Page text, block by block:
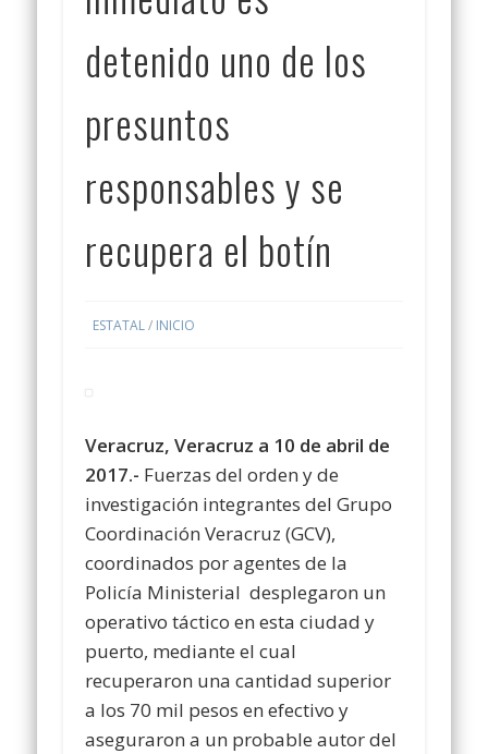
detenido uno de los
presuntos
responsables y se
recupera el botín
ESTATAL/ INICIO
Veracruz, Veracruz a 10 de abril de
2017.- Fuerzas del orden y de
investigación integrantes del Grupo
Coordinación Veracruz (GCV),
coordinados por agentes de la
Policía Ministerial desplegaron un
operativo táctico en esta ciudad y
puerto, mediante el cual
recuperaron una cantidad superior
a los 70 mil pesos en efectivo y
aseguraron a un probable autor del